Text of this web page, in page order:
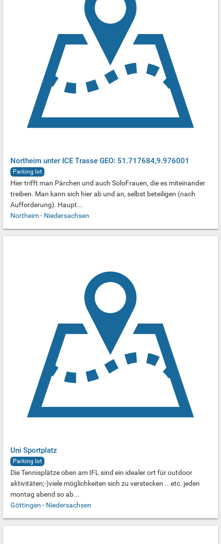
Northeim unter ICE Trasse GEO: 51.717684,9.976001
Parking lot
Hier trifft man Pärchen und auch SoloFrauen, die es miteinander
treiben. Man kann sich hier ab und an, selbst beteiligen (nach
Aufforderung). Haupt...
Northeim- Niedersachsen
Uni Sportplatz
Parking lot
Die Tennisplätze oben am IFL sind ein idealer ort für outdoor
aktivitäten;-)viele möglichkeiten sich zu verstecken ...etc. jeden
montag abend so ab...
Göttingen - Niedersachsen